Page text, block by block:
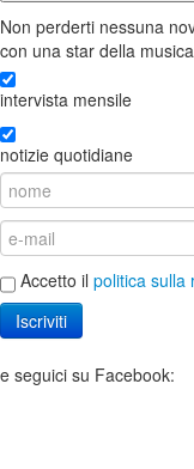
Non perderti nessuna
con una star della
intervista mensile
notizie quotidiane
Accetto il politica sulla
Iscriviti
e seguici su Facebook: